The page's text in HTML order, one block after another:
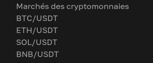
Marchés des cryptomonnaies
BTC/USDT
ETH/USDT
SOL/USDT
BNB/USDT